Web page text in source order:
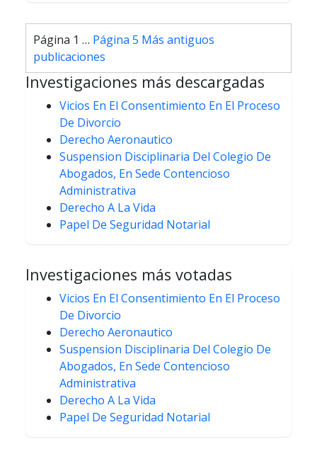
Paginación
de
entradas
Página 1 … Página 5 Más antiguos
publicaciones
Investigaciones más descargadas
Vicios En El Consentimiento En El Proceso
De Divorcio
Derecho Aeronautico
Suspension Disciplinaria Del Colegio De
Abogados, En Sede Contencioso
Administrativa
Derecho A La Vida
Papel De Seguridad Notarial
Investigaciones más votadas
Vicios En El Consentimiento En El Proceso
De Divorcio
Derecho Aeronautico
Suspension Disciplinaria Del Colegio De
Abogados, En Sede Contencioso
Administrativa
Derecho A La Vida
Papel De Seguridad Notarial